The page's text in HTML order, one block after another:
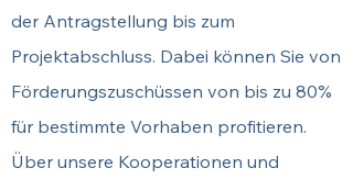
der Antragstellung bis zum
Projektabschluss. Dabei können Sie von
Förderungszuschüssen von bis zu 80%
für bestimmte Vorhaben profitieren.
Über unsere Kooperationen und